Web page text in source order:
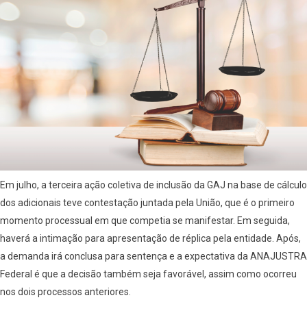
Em julho, a terceira ação coletiva de inclusão da GAJ na base de cálculo
dos adicionais teve contestação juntada pela União, que é o primeiro
momento processual em que competia se manifestar. Em seguida,
haverá a intimação para apresentação de réplica pela entidade. Após,
a demanda irá conclusa para sentença e a expectativa da ANAJUSTRA
Federal é que a decisão também seja favorável, assim como ocorreu
nos dois processos anteriores.